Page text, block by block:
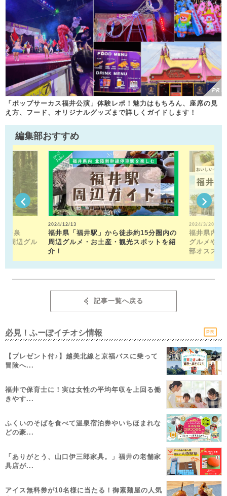
「ポップサーカス福井公演」体験レポ！魅力はもちろん、座席の見
え方、フード、オリジナルグッズまで詳しくガイドします！
編集部おすすめ
平泉
周辺グル
2024/12/13
福井県「福井駅」から徒歩約15分圏内の
周辺グルメ・お土産・観光スポットを紹
介！
2024/3/20
福井県内の
グルメや近
部オススメ
記事一覧へ戻る
必見！ふーぽイチオシ情報 PR
【プレゼント付♪】越美北線と京福バスに乗って
冒険へ...
福井で保育士に！実は女性の平均年収を上回る働
きやす...
ふくいのそばを食べて温泉宿泊券やいちほまれな
どの豪...
「ありがとう、山口伊三郎家具。」福井の老舗家
具店が...
アイス無料券が10名様に当たる！御素麺屋の人気